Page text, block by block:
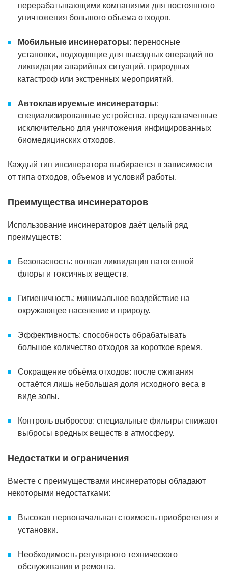
перерабатывающими компаниями для постоянного
уничтожения большого объема отходов.
Мобильные инсинераторы: переносные
установки, подходящие для выездных операций по
ликвидации аварийных ситуаций, природных
катастроф или экстренных мероприятий.
Автоклавируемые инсинераторы:
специализированные устройства, предназначенные
исключительно для уничтожения инфицированных
биомедицинских отходов.
Каждый тип инсинератора выбирается в зависимости
от типа отходов, объемов и условий работы.
Преимущества инсинераторов
Использование инсинераторов даёт целый ряд
преимуществ:
Безопасность: полная ликвидация патогенной
флоры и токсичных веществ.
Гигиеничность: минимальное воздействие на
окружающее население и природу.
Эффективность: способность обрабатывать
большое количество отходов за короткое время.
Сокращение объёма отходов: после сжигания
остаётся лишь небольшая доля исходного веса в
виде золы.
Контроль выбросов: специальные фильтры снижают
выбросы вредных веществ в атмосферу.
Недостатки и ограничения
Вместе с преимуществами инсинераторы обладают
некоторыми недостатками:
Высокая первоначальная стоимость приобретения и
установки.
Необходимость регулярного технического
обслуживания и ремонта.